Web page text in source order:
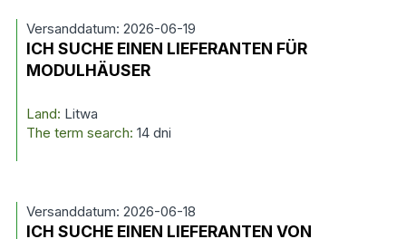
Versanddatum: 2026-06-19
ICH SUCHE EINEN LIEFERANTEN FÜR
MODULHÄUSER
Land: Litwa
The term search: 14 dni
Versanddatum: 2026-06-18
ICH SUCHE EINEN LIEFERANTEN VON